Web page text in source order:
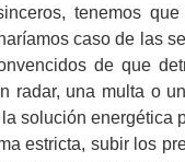
tenemos
caso de las
de que
radar, una multa o
la solución energética
estricta, subir los